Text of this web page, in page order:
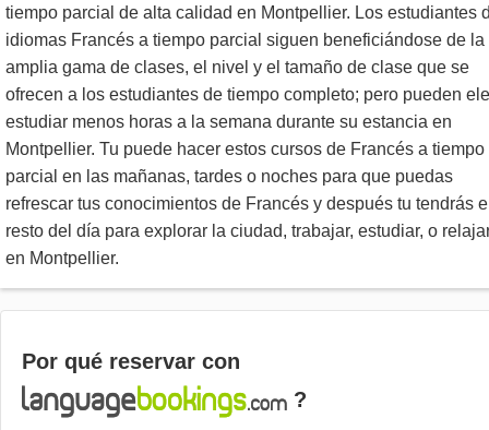
tiempo parcial de alta calidad en Montpellier. Los estudiantes
idiomas Francés a tiempo parcial siguen beneficiándose de la
amplia gama de clases, el nivel y el tamaño de clase que se
ofrecen a los estudiantes de tiempo completo; pero pueden
estudiar menos horas a la semana durante su estancia en
Montpellier. Tu puede hacer estos cursos de Francés a tiempo
parcial en las mañanas, tardes o noches para que puedas
refrescar tus conocimientos de Francés y después tu tendrás
resto del día para explorar la ciudad, trabajar, estudiar, o
en Montpellier.
Por qué reservar con
?